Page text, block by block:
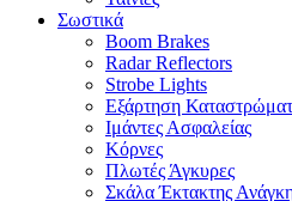
Σωστικά
Boom Brakes
Radar Reflectors
Strobe Lights
Εξάρτηση
Ιμάντες Ασφαλείας
Κόρνες
Πλωτές Άγκυρες
Σκάλα Έκτακτης